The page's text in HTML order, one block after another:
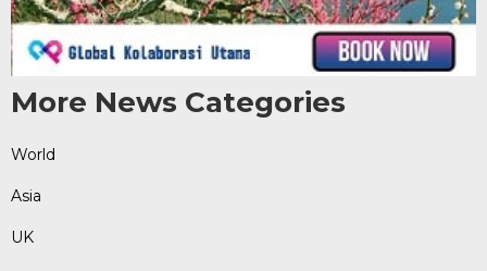
More News Categories
World
Asia
UK